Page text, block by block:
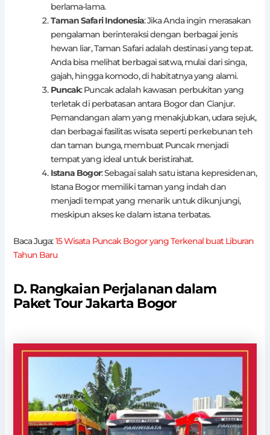
berlama-lama.
Taman Safari Indonesia: Jika Anda ingin merasakan
pengalaman berinteraksi dengan berbagai jenis
hewan liar, Taman Safari adalah destinasi yang tepat.
Anda bisa melihat berbagai satwa, mulai dari singa,
gajah, hingga komodo, di habitatnya yang alami.
Puncak: Puncak adalah kawasan perbukitan yang
terletak di perbatasan antara Bogor dan Cianjur.
Pemandangan alam yang menakjubkan, udara sejuk,
dan berbagai fasilitas wisata seperti perkebunan teh
dan taman bunga, membuat Puncak menjadi
tempat yang ideal untuk beristirahat.
Istana Bogor: Sebagai salah satu istana kepresidenan,
Istana Bogor memiliki taman yang indah dan
menjadi tempat yang menarik untuk dikunjungi,
meskipun akses ke dalam istana terbatas.
Baca Juga:15 Wisata Puncak Bogor yang Terkenal buat Liburan
Tahun Baru
D. Rangkaian Perjalanan dalam
Paket Tour Jakarta Bogor